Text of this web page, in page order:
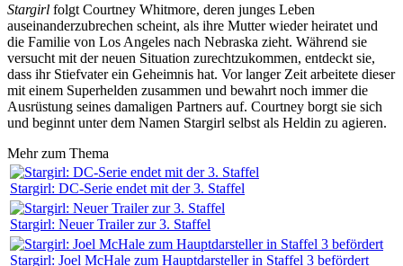
Stargirl folgt Courtney Whitmore, deren junges Leben
auseinanderzubrechen scheint, als ihre Mutter wieder heiratet und
die Familie von Los Angeles nach Nebraska zieht. Während sie
versucht mit der neuen Situation zurechtzukommen, entdeckt sie,
dass ihr Stiefvater ein Geheimnis hat. Vor langer Zeit arbeitete dieser
mit einem Superhelden zusammen und bewahrt noch immer die
Ausrüstung seines damaligen Partners auf. Courtney borgt sie sich
und beginnt unter dem Namen Stargirl selbst als Heldin zu agieren.
Mehr zum Thema
Stargirl: DC-Serie endet mit der 3. Staffel
Stargirl: Neuer Trailer zur 3. Staffel
Stargirl: Joel McHale zum Hauptdarsteller in Staffel 3 befördert